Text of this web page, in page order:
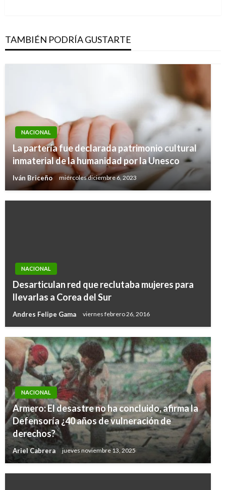
TAMBIÉN PODRÍA GUSTARTE
NACIONAL
La partería fue declarada patrimonio cultural
inmaterial de la humanidad por la Unesco
Iván Briceño miércoles diciembre 6, 2023
NACIONAL
Desarticulan red que reclutaba mujeres para
llevarlas a Corea del Sur
Andres Felipe Gama viernes febrero 26, 2016
NACIONAL
Armero: El desastre no ha concluido, afirma la
Defensoría ¿40 años de vulneración de
derechos?
Ariel Cabrera jueves noviembre 13, 2025